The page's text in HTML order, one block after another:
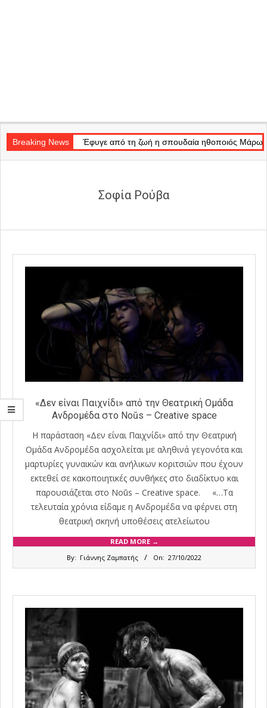
Navigation
Menu
Breaking NewsΈφυγε από τη ζωή η σπουδαία ηθοποιός Μάρω Κοντού
Σοφία Ρούβα
«Δεν είναι Παιχνίδι» από την Θεατρική Oμάδα
Ανδρομέδα στο Noūs – Creative space
Η παράσταση «Δεν είναι Παιχνίδι» από την Θεατρική
Oμάδα Ανδρομέδα ασχολείται με αληθινά γεγονότα και
μαρτυρίες γυναικών και ανήλικων κοριτσιών που έχουν
εκτεθεί σε κακοποιητικές συνθήκες στο διαδίκτυο και
παρουσιάζεται στο Noūs – Creative space. «…Τα
τελευταία χρόνια είδαμε η Ανδρομέδα να φέρνει στη
θεατρική σκηνή υποθέσεις ατελείωτου
READ MORE →
By: Γιάννης Ζαμπατής On: 27/10/2022